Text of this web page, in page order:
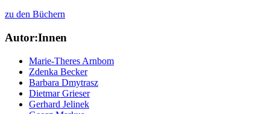
zu den Büchern
Autor:Innen
Marie-Theres Arnbom
Zdenka Becker
Barbara Dmytrasz
Dietmar Grieser
Gerhard Jelinek